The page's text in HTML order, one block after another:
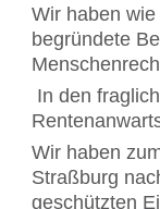
Wir haben
begründete
In den
Wir haben
Straßburg
geschützten